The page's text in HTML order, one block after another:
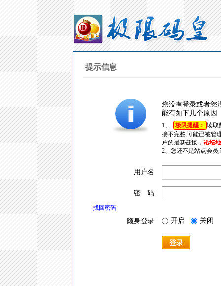
提示信息
您没有登录或者您
能有如下几个原因
1、 极限提醒： 读取
接不完整,可能已被管
户的最新链接， 论坛
2、您还不是站点会员
用户名
密 码
找回密码
隐身登录 开启 关闭
登录